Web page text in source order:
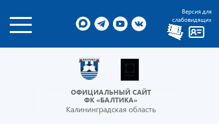
Версия для
слабовидящих
ОФИЦИАЛЬНЫЙ САЙТ
ФК «БАЛТИКА»
Калининградская область